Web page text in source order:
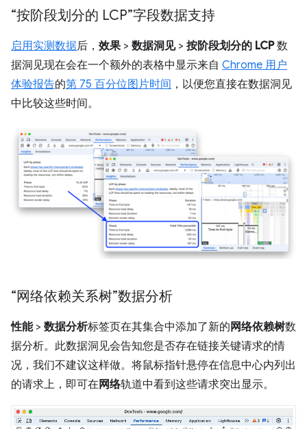
“按阶段划分的 LCP”字段数据支持
启用实测数据后， 效果 > 数据洞见> 按阶段划分的 LCP数
据洞见现在会在一个额外的表格中显示来自 Chrome 用户
体验报告的第 75 百分位图片时间 ，以便您直接在数据洞见
中比较这些时间。
“网络依赖关系树”数据分析
性能> 数据分析标签页在其集合中添加了新的 网络依赖树数
据分析。此数据洞见会告知您是否存在链接关键请求的情
况，我们不建议这样做。将鼠标指针悬停在信息中心内列出
的请求上，即可在网络轨道中看到这些请求突出显示。